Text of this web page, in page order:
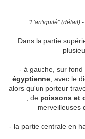
"L'antiquité" (détail)
Dans la partie
- à gauche, sur fond
égyptienne , avec le
alors qu'un porteur
, de poissons et
merveilleuses
- la partie centrale en